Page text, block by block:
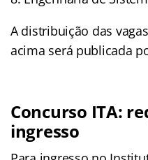
A distribuição das
acima será publicada
Concurso ITA:
ingresso